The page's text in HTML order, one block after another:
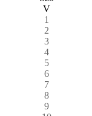
V
1
2
3
4
5
6
7
8
9